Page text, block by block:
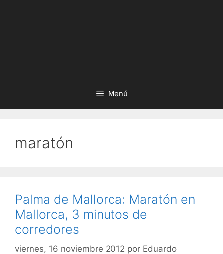
Menú
maratón
Palma de Mallorca: Maratón en
Mallorca, 3 minutos de
corredores
viernes, 16 noviembre 2012 por Eduardo